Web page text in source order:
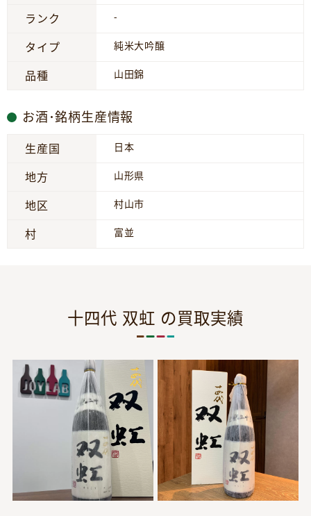
ランク -
タイプ 純米大吟醸
品種 山田錦
お酒･銘柄生産情報
生産国 日本
地方 山形県
地区 村山市
村 富並
十四代 双虹 の買取実績